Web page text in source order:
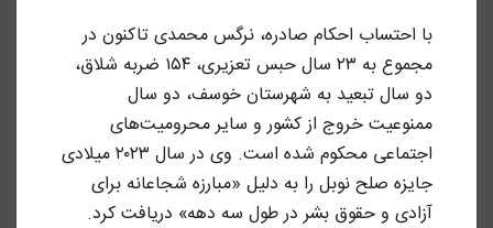
با احتساب احکام صادره، نرگس محمدی تاکنون در
مجموع به ۲۳ سال حبس تعزیری، ۱۵۴ ضربه شلاق،
دو سال تبعید به شهرستان خوسف، دو سال
ممنوعیت خروج از کشور و سایر محرومیت‌های
اجتماعی محکوم شده است. وی در سال ۲۰۲۳ میلادی
جایزه صلح نوبل را به دلیل «مبارزه شجاعانه برای
آزادی و حقوق بشر در طول سه دهه» دریافت کرد.